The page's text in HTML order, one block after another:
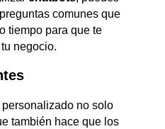
comunes que
tiempo para que te
negocio.
no solo
también hace que los